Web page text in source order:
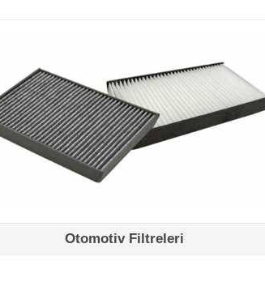
Otomotiv Filtreleri
DETAYLAR